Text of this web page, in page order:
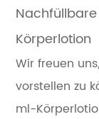
Körperlotion
Wir freuen
vorstellen zu
ml-